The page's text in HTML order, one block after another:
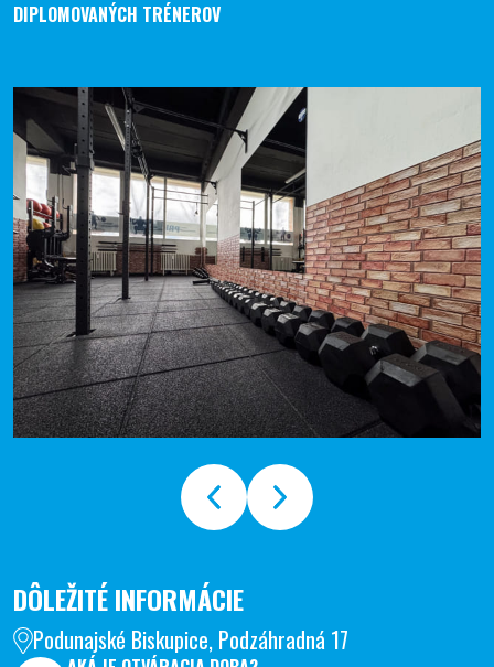
DIPLOMOVANÝCH TRÉNEROV
DÔLEŽITÉ INFORMÁCIE
Podunajské Biskupice, Podzáhradná 17